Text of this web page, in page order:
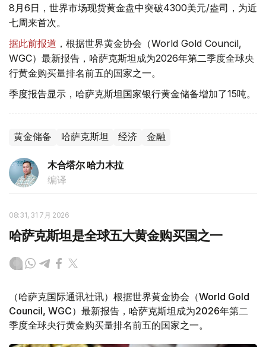
8月6日，世界市场现货黄金盘中突破4300美元/盎司，为近
七周来首次。
据此前报道 ，根据世界黄金协会（World Gold Council,
WGC）最新报告，哈萨克斯坦成为2026年第二季度全球央
行黄金购买量排名前五的国家之一。
季度报告显示，哈萨克斯坦国家银行黄金储备增加了15吨。
黄金储备 哈萨克斯坦 经济 金融
木合塔尔 哈力木拉
编译
08:31, 31 7月 2026
哈萨克斯坦是全球五大黄金购买国之一
（哈萨克国际通讯社讯）根据世界黄金协会（World Gold
Council, WGC）最新报告，哈萨克斯坦成为2026年第二
季度全球央行黄金购买量排名前五的国家之一。